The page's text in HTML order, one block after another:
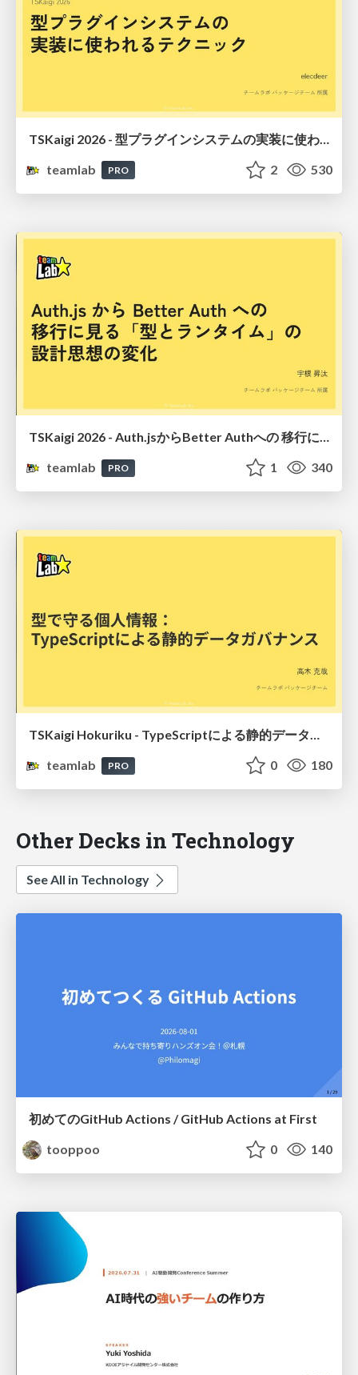
teamlab
PRO 2 530
TSKaigi 2026 - Auth.jsからBetter Authへの 移行に見る「型とランタイム」の 設計思想の変化
teamlab
PRO 1 340
TSKaigi Hokuriku - TypeScriptによる静的データガバナンス
teamlab
PRO 0 180
Other Decks in Technology
See All in Technology
初めてのGitHub Actions / GitHub Actions at First
tooppoo
0 140